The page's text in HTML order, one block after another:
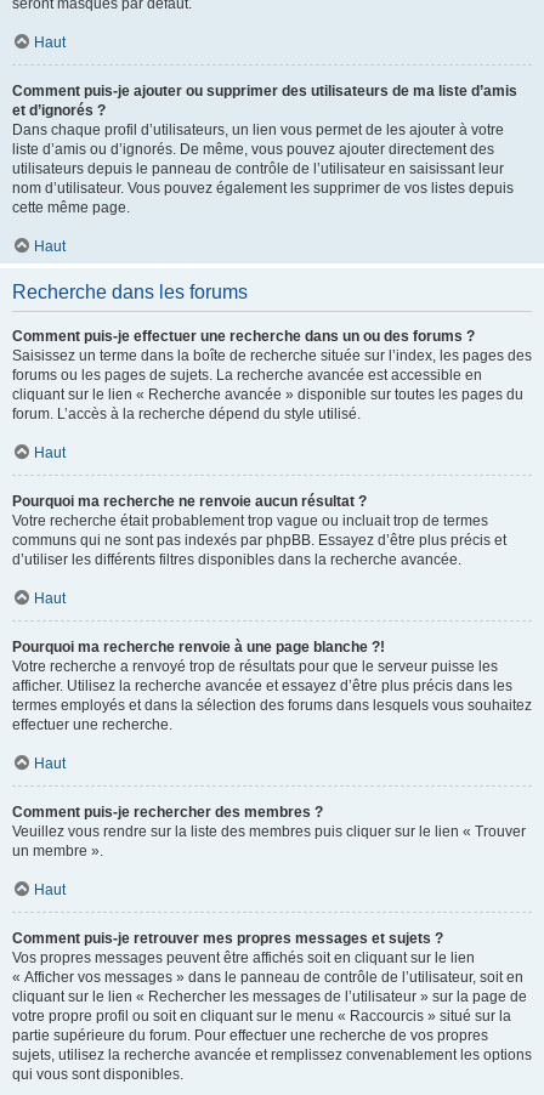
seront masqués par défaut.
Haut
Comment puis-je ajouter ou supprimer des utilisateurs de ma liste d’amis
et d’ignorés ?
Dans chaque profil d’utilisateurs, un lien vous permet de les ajouter à votre
liste d’amis ou d’ignorés. De même, vous pouvez ajouter directement des
utilisateurs depuis le panneau de contrôle de l’utilisateur en saisissant leur
nom d’utilisateur. Vous pouvez également les supprimer de vos listes depuis
cette même page.
Haut
Recherche dans les forums
Comment puis-je effectuer une recherche dans un ou des forums ?
Saisissez un terme dans la boîte de recherche située sur l’index, les pages des
forums ou les pages de sujets. La recherche avancée est accessible en
cliquant sur le lien « Recherche avancée » disponible sur toutes les pages du
forum. L’accès à la recherche dépend du style utilisé.
Haut
Pourquoi ma recherche ne renvoie aucun résultat ?
Votre recherche était probablement trop vague ou incluait trop de termes
communs qui ne sont pas indexés par phpBB. Essayez d’être plus précis et
d’utiliser les différents filtres disponibles dans la recherche avancée.
Haut
Pourquoi ma recherche renvoie à une page blanche ?!
Votre recherche a renvoyé trop de résultats pour que le serveur puisse les
afficher. Utilisez la recherche avancée et essayez d’être plus précis dans les
termes employés et dans la sélection des forums dans lesquels vous souhaitez
effectuer une recherche.
Haut
Comment puis-je rechercher des membres ?
Veuillez vous rendre sur la liste des membres puis cliquer sur le lien « Trouver
un membre ».
Haut
Comment puis-je retrouver mes propres messages et sujets ?
Vos propres messages peuvent être affichés soit en cliquant sur le lien
« Afficher vos messages » dans le panneau de contrôle de l’utilisateur, soit en
cliquant sur le lien « Rechercher les messages de l’utilisateur » sur la page de
votre propre profil ou soit en cliquant sur le menu « Raccourcis » situé sur la
partie supérieure du forum. Pour effectuer une recherche de vos propres
sujets, utilisez la recherche avancée et remplissez convenablement les options
qui vous sont disponibles.